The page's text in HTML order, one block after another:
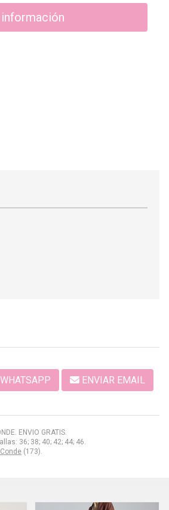
ENVIO GRATIS.
36; 38; 40; 42; 44; 46.
(173).
ENVIAR EMAIL